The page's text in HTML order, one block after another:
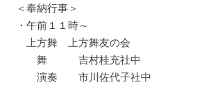
＜奉納行事＞
・午前１１時～
上方舞 上方舞友の会
舞 吉村桂充社中
演奏 市川佐代子社中